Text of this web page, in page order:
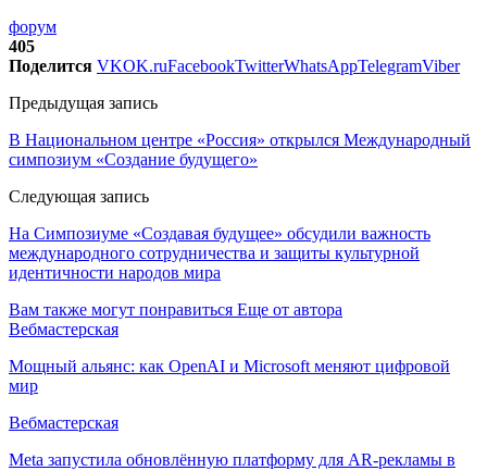
форум
405
Поделится VKOK.ruFacebookTwitterWhatsAppTelegramViber
Предыдущая запись
В Национальном центре «Россия» открылся Международный
симпозиум «Создание будущего»
Следующая запись
На Симпозиуме «Создавая будущее» обсудили важность
международного сотрудничества и защиты культурной
идентичности народов мира
Вам также могут понравиться Еще от автора
Вебмастерская
Мощный альянс: как OpenAI и Microsoft меняют цифровой
мир
Вебмастерская
Meta запустила обновлённую платформу для AR-рекламы в